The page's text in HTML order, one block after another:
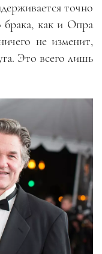
точно
брака, как и Опра
не изменит,
Это всего лишь